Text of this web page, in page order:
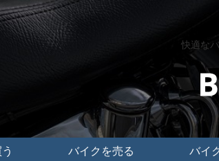
快適な
バイクを売る
バイ